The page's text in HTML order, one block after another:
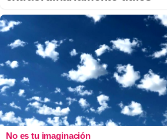
No es tu imaginación